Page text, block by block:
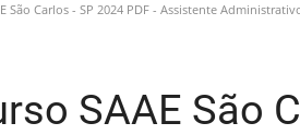
São Carlos - SP 2024 PDF - Assistente
SAAE São